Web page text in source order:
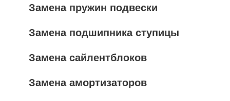
Замена пружин подвески
Замена подшипника ступицы
Замена сайлентблоков
Замена амортизаторов